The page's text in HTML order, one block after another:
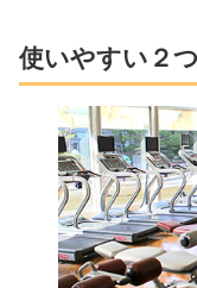
使いやすい２